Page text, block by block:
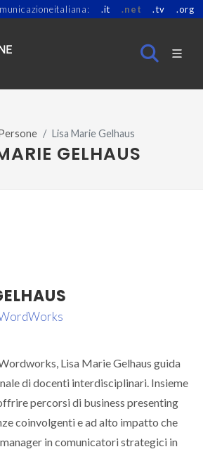
.it .net .tv .org
Lisa Marie Gelhaus
GELHAUS
Lisa Marie Gelhaus guida
di docenti interdisciplinari. Insieme
percorsi di business presenting
coinvolgenti e ad alto impatto che
in comunicatori strategici in